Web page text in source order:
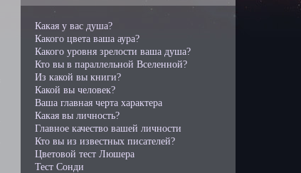
Какая у вас душа?
Какого цвета ваша аура?
Какого уровня зрелости ваша душа?
Кто вы в параллельной Вселенной?
Из какой вы книги?
Какой вы человек?
Ваша главная черта характера
Какая вы личность?
Главное качество вашей личности
Кто вы из известных писателей?
Цветовой тест Люшера
Тест Сонди